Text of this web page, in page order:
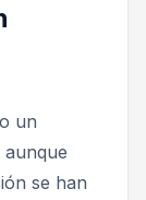
un
aunque
se han